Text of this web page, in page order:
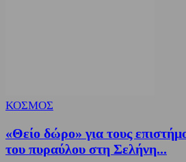
ΚΟΣΜΟΣ
«Θείο δώρο» για τους
του πυραύλου στη Σελήνη...